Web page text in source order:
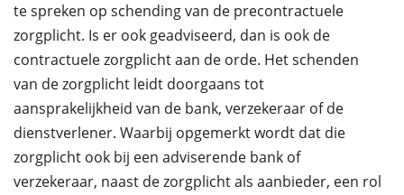
te spreken op schending van de precontractuele
zorgplicht. Is er ook geadviseerd, dan is ook de
contractuele zorgplicht aan de orde. Het schenden
van de zorgplicht leidt doorgaans tot
aansprakelijkheid van de bank, verzekeraar of de
dienstverlener. Waarbij opgemerkt wordt dat die
zorgplicht ook bij een adviserende bank of
verzekeraar, naast de zorgplicht als aanbieder, een rol